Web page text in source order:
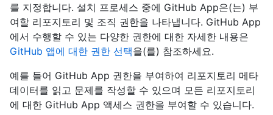
를 지정합니다. 설치 프로세스 중에 GitHub App은(는) 부
여할 리포지토리 및 조직 권한을 나타냅니다. GitHub App
에서 수행할 수 있는 다양한 권한에 대한 자세한 내용은
GitHub 앱에 대한 권한 선택을(를) 참조하세요.
예를 들어 GitHub App 권한을 부여하여 리포지토리 메타
데이터를 읽고 문제를 작성할 수 있으며 모든 리포지토리
에 대한 GitHub App 액세스 권한을 부여할 수 있습니다.